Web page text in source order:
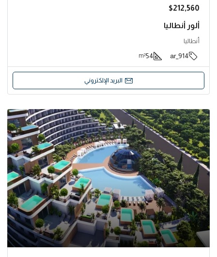
$212,560
ألور أنطاليا
أنطاليا
914_ar
54
m²
البريد الإلكتروني